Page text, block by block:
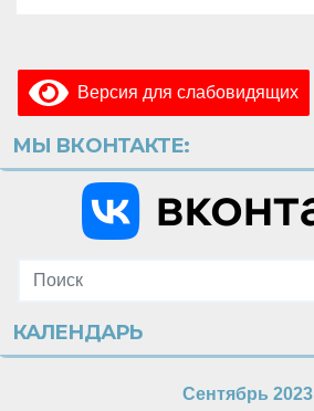
Версия для слабовидящих
МЫ ВКОНТАКТЕ:
КАЛЕНДАРЬ
Сентябрь 2023